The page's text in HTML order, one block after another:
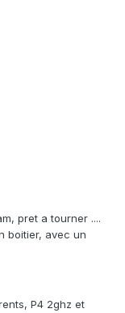
pret a tourner ....
boitier, avec un
P4 2ghz et